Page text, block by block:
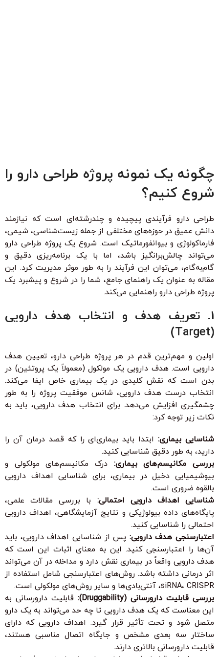
چگونه یک نمونه پروژه طراحی دارو را
شروع کنیم؟
طراحی دارو فرآیندی پیچیده و چندرشته‌ای است که نیازمند
دانش عمیق در حوزه‌های مختلفی از جمله زیست‌شناسی، شیمی،
فارماکولوژی و بیوانفورماتیک است. شروع یک پروژه طراحی دارو
می‌تواند چالش‌برانگیز باشد، اما با یک برنامه‌ریزی دقیق و
گام‌به‌گام، می‌توان این فرآیند را به طور موثر مدیریت کرد. این
مقاله به عنوان یک راهنمای جامع، شما را در شروع و پیشبرد یک
پروژه طراحی دارو راهنمایی می‌کند.
1. تعریف هدف و انتخاب هدف دارویی
(Target)
اولین و مهم‌ترین قدم در هر پروژه طراحی دارو، تعیین هدف
دارویی است. هدف دارویی یک مولکول (معمولاً یک پروتئین) در
بدن است که نقش کلیدی در یک بیماری خاص ایفا می‌کند.
انتخاب درست هدف دارویی، شانس موفقیت پروژه را به طور
چشمگیری افزایش می‌دهد. برای انتخاب هدف دارویی، باید به
نکات زیر توجه کرد:
شناسایی بیماری:ابتدا باید بیماری‌ای را که قصد درمان آن را
دارید، به طور دقیق شناسایی کنید.
بررسی مکانیسم‌های بیماری: درک مکانیسم‌های مولکولی و
بیوشیمیایی دخیل در بیماری، برای شناسایی اهداف دارویی
بالقوه ضروری است.
شناسایی اهداف دارویی احتمالی: با بررسی مقالات علمی،
پایگاه‌های داده بیولوژیکی و نتایج آزمایشگاهی، اهداف دارویی
احتمالی را شناسایی کنید.
اعتبارسنجی هدف دارویی: پس از شناسایی اهداف دارویی، باید
آن‌ها را اعتبارسنجی کنید. این به معنای اثبات این است که
هدف دارویی واقعاً در بیماری نقش دارد و مداخله در آن می‌تواند
اثر درمانی داشته باشد. روش‌های اعتبارسنجی شامل استفاده از
siRNA، CRISPR، آنتی‌بادی‌ها و سایر روش‌های مولکولی است.
بررسی قابلیت دارورسانی (Druggability):
قابلیت دارورسانی به
این معناست که یک هدف دارویی تا چه حد می‌تواند به یک دارو
متصل شود و تحت تأثیر قرار گیرد. اهداف دارویی که دارای
ساختار سه بعدی مشخص و جایگاه اتصال مناسبی هستند،
قابلیت دارورسانی بالاتری دارند.